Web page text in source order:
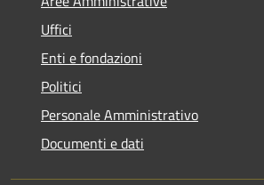
Uffici
Enti e fondazioni
Politici
Personale Amministrativo
Documenti e dati